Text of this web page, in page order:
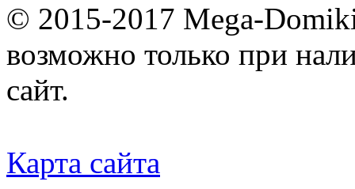
© 2015-2017 Mega-
возможно только при
сайт.
Карта сайта